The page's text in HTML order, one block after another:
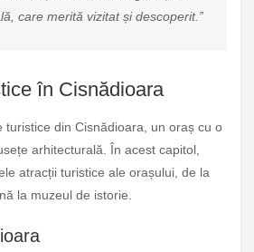
care merită vizitat și descoperit.”
în Cisnădioara
turistice din Cisnădioara, un oraș cu o
arhitecturală. În acest capitol,
atracții turistice ale orașului, de la
la muzeul de istorie.